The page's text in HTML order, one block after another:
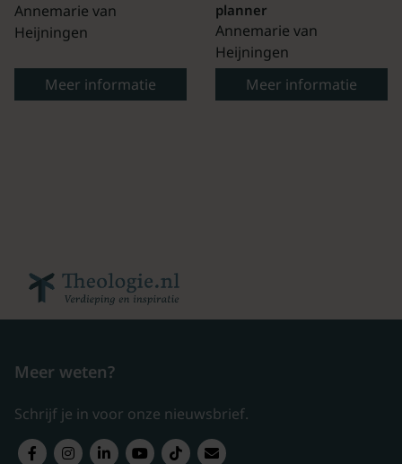
Annemarie van
Heijningen
Meer informatie
planner
Annemarie van
Heijningen
Meer informatie
Meer weten?
Schrijf je in voor onze nieuwsbrief.